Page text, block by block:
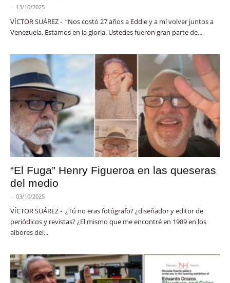
- 13/10/2025
VÍCTOR SUÁREZ - “Nos costó 27 años a Eddie y a mí volver juntos a
Venezuela. Estamos en la gloria. Ustedes fueron gran parte de...
“El Fuga” Henry Figueroa en las queseras
del medio
- 03/10/2025
VÍCTOR SUÁREZ - ¿Tú no eras fotógrafo? ¿diseñador y editor de
periódicos y revistas? ¿El mismo que me encontré en 1989 en los
albores del...